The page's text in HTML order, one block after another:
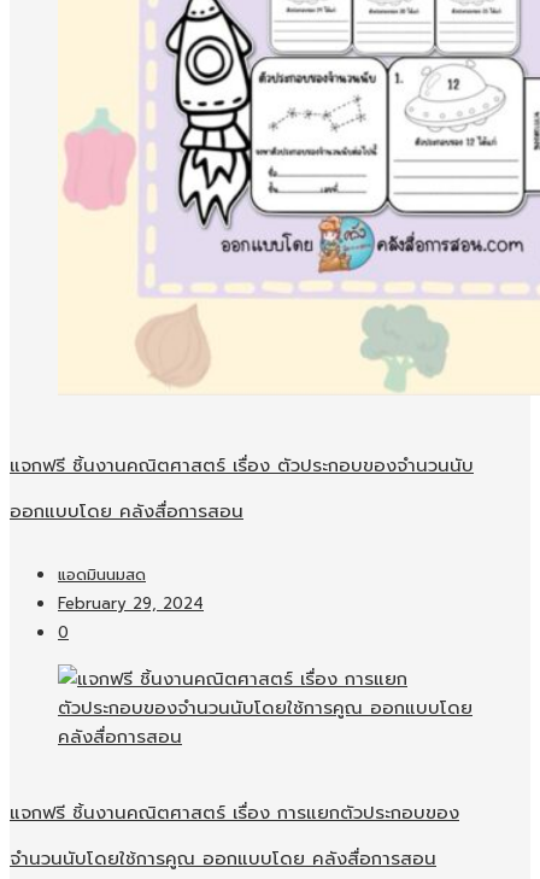
แจกฟรี ชิ้นงานคณิตศาสตร์ เรื่อง ตัวประกอบของจำนวนนับ
ออกแบบโดย คลังสื่อการสอน
แอดมินนมสด
February 29, 2024
0
แจกฟรี ชิ้นงานคณิตศาสตร์ เรื่อง การแยกตัวประกอบของ
จำนวนนับโดยใช้การคูณ ออกแบบโดย คลังสื่อการสอน